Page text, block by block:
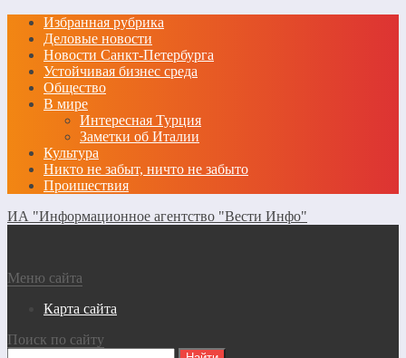
Избранная рубрика
Деловые новости
Новости Санкт-Петербурга
Устойчивая бизнес среда
Общество
В мире
Интересная Турция
Заметки об Италии
Культура
Никто не забыт, ничто не забыто
Проишествия
ИА "Информационное агентство "Вести Инфо"
Меню сайта
Карта сайта
Поиск по сайту